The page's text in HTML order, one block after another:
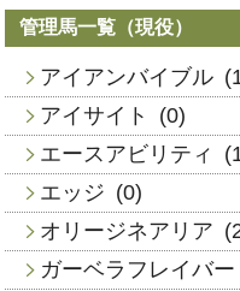
管理馬一覧（現役）
アイアンバイブル
アイサイト
(0)
エースアビリティ
エッジ (0)
オリージネアリア
ガーベラフレイバー